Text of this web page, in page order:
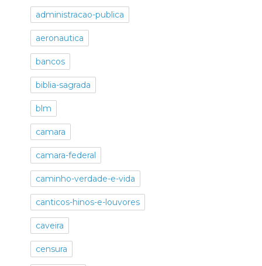
administracao-publica
aeronautica
bancos
biblia-sagrada
blm
camara
camara-federal
caminho-verdade-e-vida
canticos-hinos-e-louvores
caveira
censura